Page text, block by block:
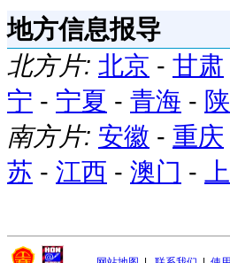
地方信息报导
北方片: 北京 - 甘肃
宁 - 宁夏 - 青海 -
南方片: 安徽 - 重庆
苏 - 江西 - 澳门 -